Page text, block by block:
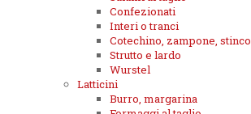
Confezionati
Interi o tranci
Cotechino, zampone, stinco
Strutto e lardo
Wurstel
Latticini
Burro, margarina